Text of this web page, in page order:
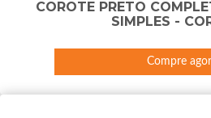
COROTE PRETO
SIMPLES -
Compre